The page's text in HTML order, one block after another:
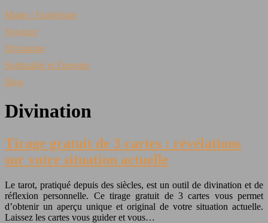
Magie / Esotérisme
Voyance
Divination
Spiritualité et Énergies
Blog
Divination
Tirage gratuit de 3 cartes : révélations
sur votre situation actuelle
Le tarot, pratiqué depuis des siècles, est un outil de divination et de
réflexion personnelle. Ce tirage gratuit de 3 cartes vous permet
d’obtenir un aperçu unique et original de votre situation actuelle.
Laissez les cartes vous guider et vous…